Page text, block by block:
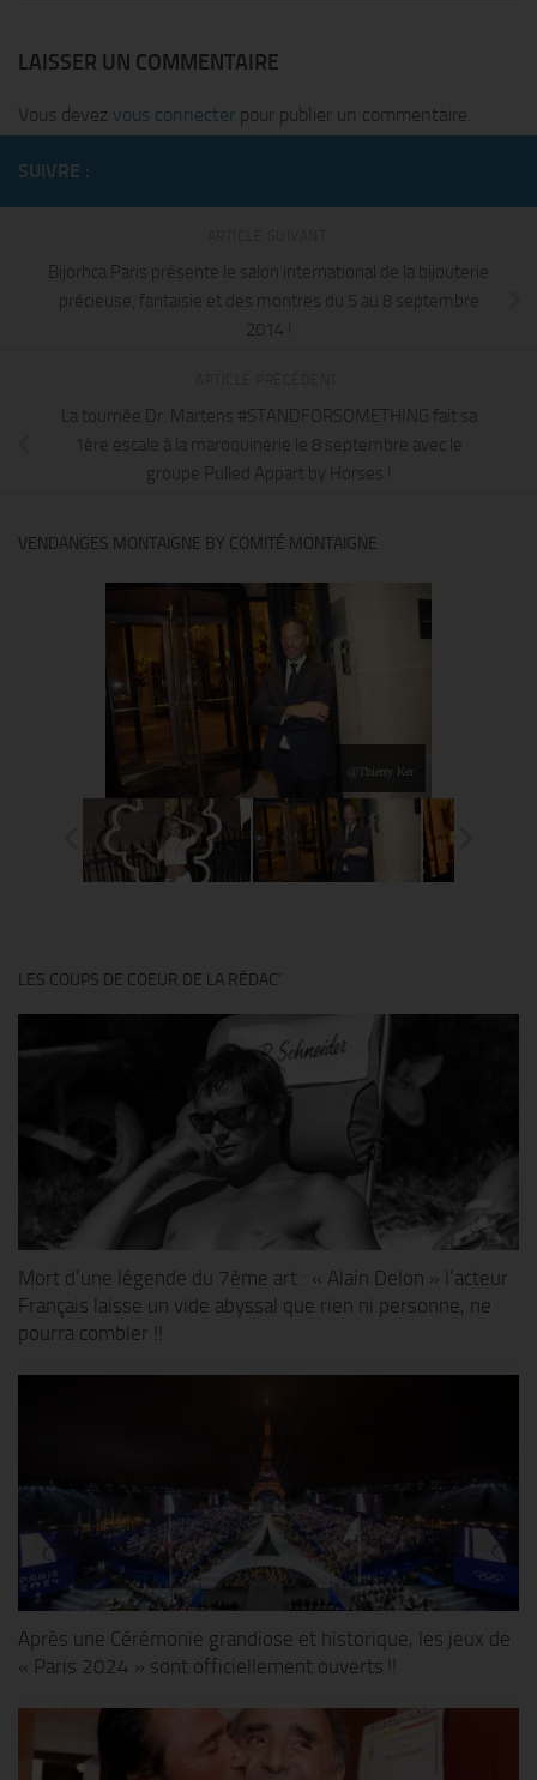
LAISSER UN COMMENTAIRE
Vous devez vous connecter pour publier un commentaire.
SUIVRE :
Bijorhca Paris présente le salon international de la bijouterie
précieuse, fantaisie et des montres du 5 au 8 septembre
2014 !
La tournée Dr. Martens #STANDFORSOMETHING fait sa
1ère escale à la maroquinerie le 8 septembre avec le
groupe Pulled Appart by Horses !
VENDANGES MONTAIGNE BY COMITÉ MONTAIGNE
@Thierry Ker
LES COUPS DE COEUR DE LA RÉDAC’
Mort d’une légende du 7ème art : « Alain Delon » l’acteur
Français laisse un vide abyssal que rien ni personne, ne
pourra combler !!
Après une Cérémonie grandiose et historique, les jeux de
« Paris 2024 » sont officiellement ouverts !!